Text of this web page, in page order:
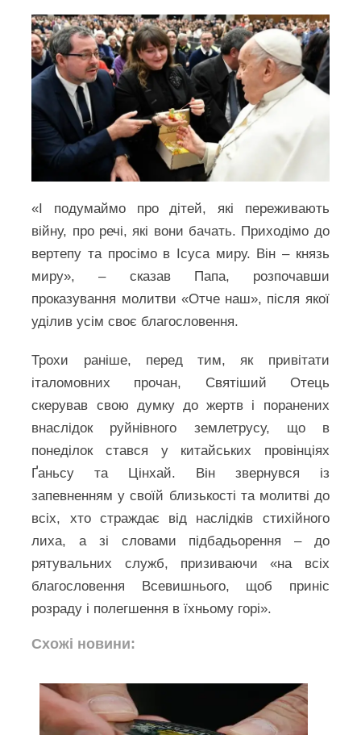
«І подумаймо про дітей, які переживають
війну, про речі, які вони бачать. Приходімо до
вертепу та просімо в Ісуса миру. Він – князь
миру», – сказав Папа, розпочавши
проказування молитви «Отче наш», після якої
уділив усім своє благословення.
Трохи раніше, перед тим, як привітати
італомовних прочан, Святіший Отець
скерував свою думку до жертв і поранених
внаслідок руйнівного землетрусу, що в
понеділок стався у китайських провінціях
Ґаньсу та Цінхай. Він звернувся із
запевненням у своїй близькості та молитві до
всіх, хто страждає від наслідків стихійного
лиха, а зі словами підбадьорення – до
рятувальних служб, призиваючи «на всіх
благословення Всевишнього, щоб приніс
розраду і полегшення в їхньому горі».
Схожі новини: